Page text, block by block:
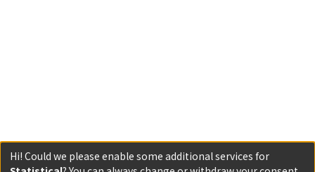
Hi! Could we please enable some additional services for